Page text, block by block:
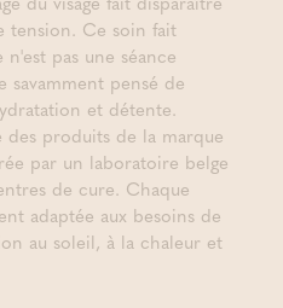
tension. Ce soin fait
pas une séance
savamment pensé de
et détente.
produits de la marque
par un laboratoire belge
de cure. Chaque
adaptée aux besoins de
au soleil, à la chaleur et